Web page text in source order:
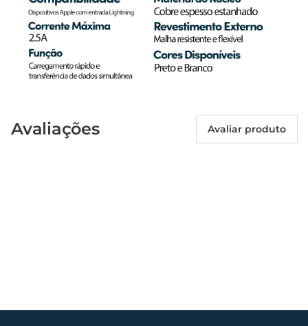
Avaliações Avaliar produto